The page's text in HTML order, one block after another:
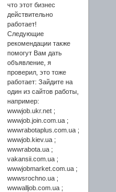
что этот бизнес
действительно
работает!
Следующие
рекомендации также
помогут Вам дать
объявление, я
проверил, это тоже
работает: Зайдите на
один из сайтов работы,
например:
wwwjob.ukr.net ;
wwwjob.join.com.ua ;
wwwrabotaplus.com.ua ;
wwwjob.kiev.ua ;
wwwrabota.ua ;
vakansii.com.ua ;
wwwjobmarket.com.ua ;
wwwsrochno.ua ;
wwwalljob.com.ua ;